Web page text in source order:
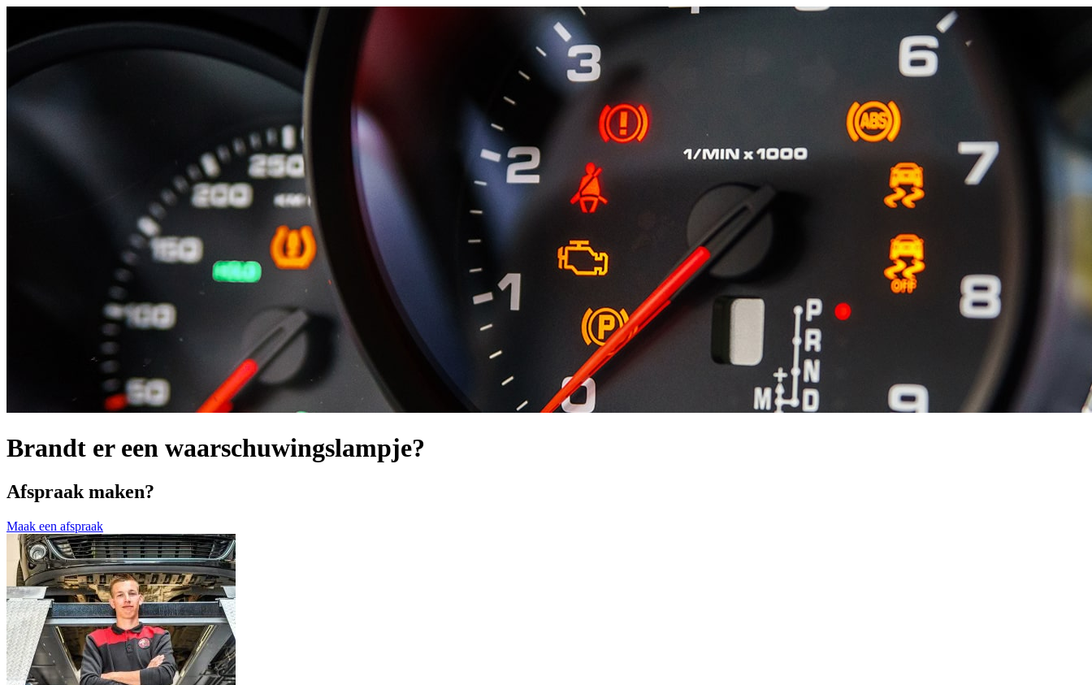
Brandt er een waarschuwingslampje?
Afspraak maken?
Maak een afspraak